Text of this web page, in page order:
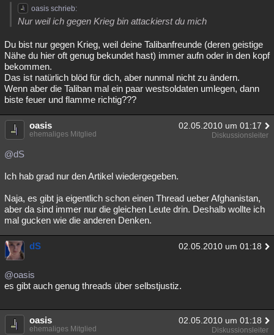
oasis schrieb:
Nur weil ich gegen Krieg bin attackierst du mich
Du bist nur gegen Krieg, weil deine Talibanfreunde (deren geistige
Nähe du hier oft genug bekundet hast) immer aufn oder in den kopf
bekommen.
Das ist natürlich blöd für dich, aber nunmal nicht zu ändern.
Wenn aber die Taliban mal ein paar westsoldaten umlegen, dann
biste feuer und flamme richtig???
oasis 02.05.2010 um 01:17
ehemaliges Mitglied Diskussionsleiter
@dS
Ich hab grad nur den Artikel wiedergegeben.
Naja, es gibt ja eigentlich schon einen Thread ueber Afghanistan,
aber da sind immer nur die gleichen Leute drin. Deshalb wollte ich
mal gucken wie die anderen Denken.
dS 02.05.2010 um 01:18
@oasis
es gibt auch genug threads über selbstjustiz.
oasis 02.05.2010 um 01:18
ehemaliges Mitglied Diskussionsleiter